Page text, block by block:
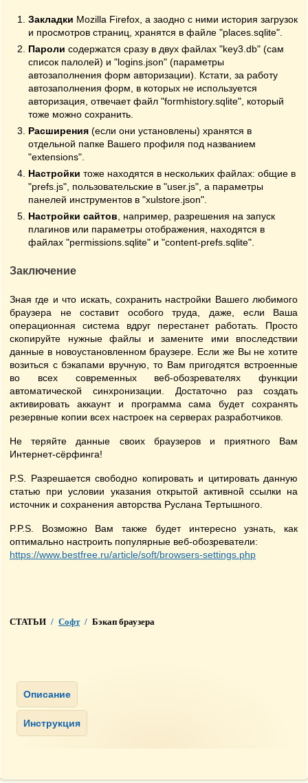
Закладки Mozilla Firefox, а заодно с ними история загрузок
и просмотров страниц, хранятся в файле "places.sqlite".
Пароли содержатся сразу в двух файлах "key3.db" (сам
список палолей) и "logins.json" (параметры
автозаполнения форм авторизации). Кстати, за работу
автозаполнения форм, в которых не используется
авторизация, отвечает файл "formhistory.sqlite", который
тоже можно сохранить.
Расширения (если они установлены) хранятся в
отдельной папке Вашего профиля под названием
"extensions".
Настройки тоже находятся в нескольких файлах: общие в
"prefs.js", пользовательские в "user.js", а параметры
панелей инструментов в "xulstore.json".
Настройки сайтов , например, разрешения на запуск
плагинов или параметры отображения, находятся в
файлах "permissions.sqlite" и "content-prefs.sqlite".
Заключение
Зная где и что искать, сохранить настройки Вашего любимого
браузера не составит особого труда, даже, если Ваша
операционная система вдруг перестанет работать. Просто
скопируйте нужные файлы и замените ими впоследствии
данные в новоустановленном браузере. Если же Вы не хотите
возиться с бэкапами вручную, то Вам пригодятся встроенные
во всех современных веб-обозревателях функции
автоматической синхронизации. Достаточно раз создать
активировать аккаунт и программа сама будет сохранять
резервные копии всех настроек на серверах разработчиков.
Не теряйте данные своих браузеров и приятного Вам
Интернет-сёрфинга!
P.S. Разрешается свободно копировать и цитировать данную
статью при условии указания открытой активной ссылки на
источник и сохранения авторства Руслана Тертышного.
P.P.S. Возможно Вам также будет интересно узнать, как
оптимально настроить популярные веб-обозреватели:
https://www.bestfree.ru/article/soft/browsers-settings.php
СТАТЬИ / Софт / Бэкап браузера